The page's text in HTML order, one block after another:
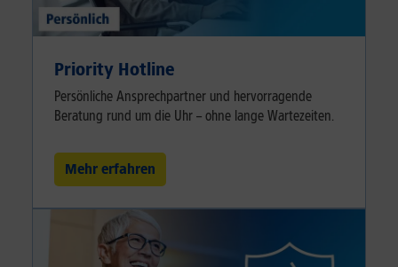
Priority Hotline
Persönliche Ansprechpartner und hervorragende
Beratung rund um die Uhr – ohne lange Wartezeiten.
Mehr erfahren